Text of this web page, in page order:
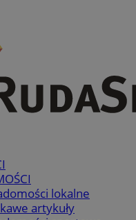
lokalne
artykuły